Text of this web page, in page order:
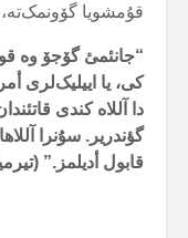
قۇمشویا
“جانئمئ گۆجۆ وە
کی، یا اییلیک‌لری
دا آللاە کندی
گؤندریر. سۇنرا
قابول أدیلمز.”